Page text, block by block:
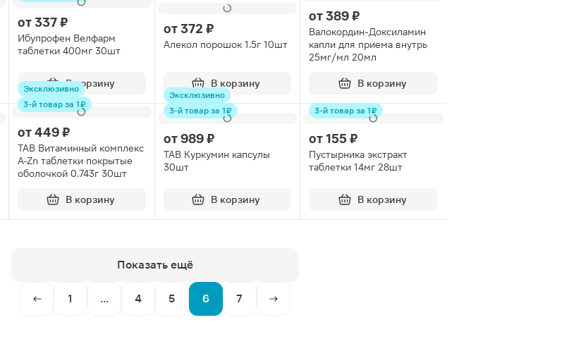
от337 ₽
Ибупрофен Велфарм
таблетки 400мг 30шт
В корзину
от372 ₽
Алекол порошок 1.5г 10шт
В корзину
от389 ₽
Валокордин-Доксиламин
капли для приема внутрь
25мг/мл 20мл
В корзину
Эксклюзивно
3-й товар за 1 ₽
от449 ₽
TAB Витаминный комплекс
A-Zn таблетки покрытые
оболочкой 0.743г 30шт
В корзину
Эксклюзивно
3-й товар за 1 ₽
от989 ₽
TAB Куркумин капсулы
30шт
В корзину
3-й товар за 1 ₽
от155 ₽
Пустырника экстракт
таблетки 14мг 28шт
В корзину
Показать ещё
1 ... 4 5 6 7